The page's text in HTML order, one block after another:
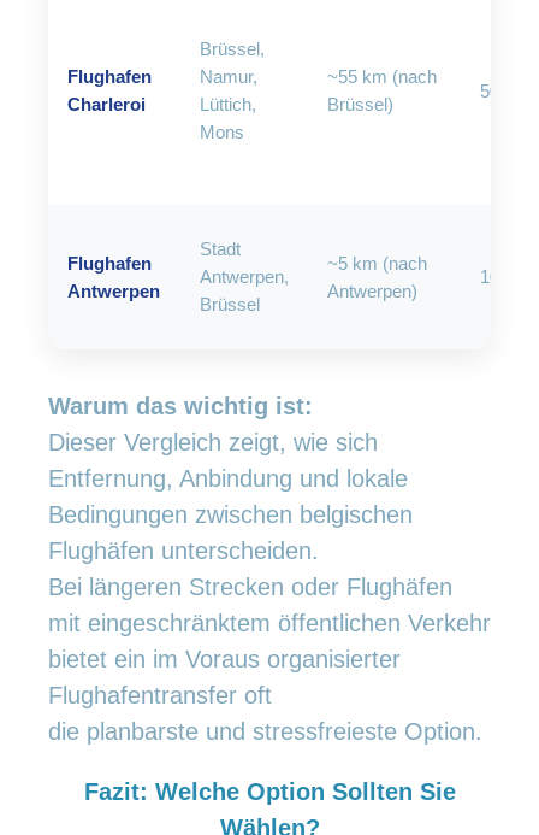
Flughafen
Charleroi
Brüssel,
Namur,
Lüttich,
Mons
~55 km (nach
Brüssel)
50–70
Flughafen
Antwerpen
Stadt
Antwerpen,
Brüssel
~5 km (nach
Antwerpen)
10–20
Warum das wichtig ist:
Dieser Vergleich zeigt, wie sich
Entfernung, Anbindung und lokale
Bedingungen zwischen belgischen
Flughäfen unterscheiden.
Bei längeren Strecken oder Flughäfen
mit eingeschränktem öffentlichen Verkehr
bietet ein im Voraus organisierter
Flughafentransfer oft
die planbarste und stressfreieste Option.
Fazit: Welche Option Sollten Sie
Wählen?